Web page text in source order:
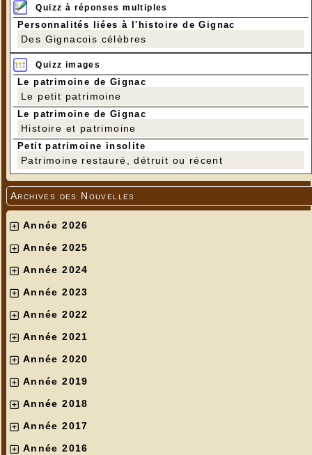
Quizz à réponses multiples
Personnalités liées à l'histoire de Gignac
Des Gignacois célèbres
Quizz images
Le patrimoine de Gignac
Le petit patrimoine
Le patrimoine de Gignac
Histoire et patrimoine
Petit patrimoine insolite
Patrimoine restauré, détruit ou récent
Archives des Nouvelles
Année 2026
Année 2025
Année 2024
Année 2023
Année 2022
Année 2021
Année 2020
Année 2019
Année 2018
Année 2017
Année 2016